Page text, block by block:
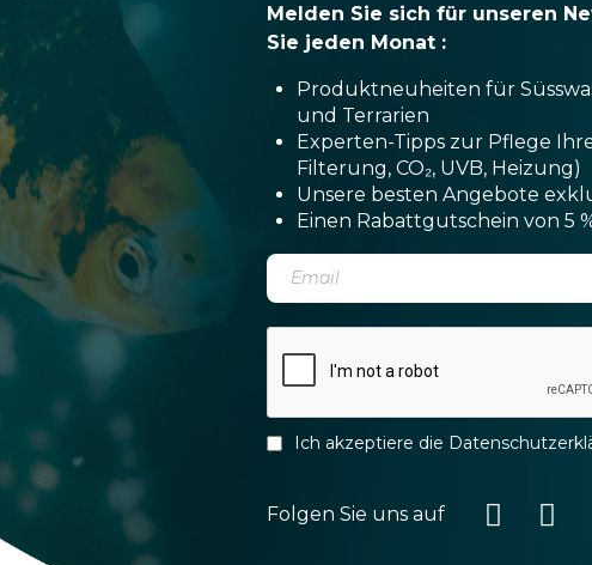
Melden Sie sich für unseren
Sie jeden Monat :
Produktneuheiten für
und Terrarien
Experten-Tipps zur Pflege
Filterung, CO₂, UVB, Heizung)
Unsere besten Angebote
Einen Rabattgutschein von 5
Ich akzeptiere die
Folgen Sie uns auf